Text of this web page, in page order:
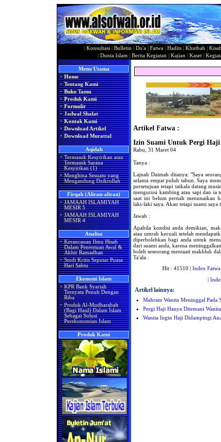
Konsultasi Bulletin Do'a Fatwa Hadits Khutbah
Dunia Islam Berita Kegiatan Kajian Kaset|
Menu Utama
· Home
· Tentang Kami
· Buku Tamu
· Produk Kami
· Formulir
· Jadwal Shalat
· Kontak Kami
· Download Artikel
· Download Murattal
Aqidah
· Termasuk Kesyirikan atau
Termasuk Sarana
Kesyirikan (1)
· Menghina Sesuatu yang
Mengandung Dzikrullah
Firqah (Aliran-aliran)
· JAMAAH ISLAMIYAH
MESIR 5
· JAMAAH ISLAMIYAH
MESIR 4
Analisa
· Kerancauan Ilmu Hisab
Dalam Penentuan Awal &
Akhir Ramadhan
· Studi Kritis Seputar Puasa
Hari Sabtu
Ekonomi Islam
· KPR Bank Syariah
Ternyata Penuh Dengan
Riba
· Produk Al-Mudharabah
(Bagi Hasil) Dalam Islam
Sebagai Solusi
Perekonomian Islam
Produk Kami
Artikel Fatwa :
Izin Suami Untuk Pergi Haji
Rabu, 31 Maret 04
Tanya :
Lajnah Daimah ditanya: "Saya
selama empat puluh tahun. Saya
persetujuan tetapi tatkala datang
mengurusi kambing atau sapi dan ia
saat ini belum pernah menunaikan
laki-laki saya. Akan tetapi suami saya
Jawab :
Apabila kondisi anda demikian,
atau umrah kecuali setelah
diperbolehkan bagi anda untuk
dari suami anda, karena
boleh seseorang mentaati makhluk
Ta'ala .
Hit : 41510 | Index Fatwa
|
Artikel lainnya:
Mahram Wanita Meninggal Pada
Pergi Haji Hanya Ditemani
Wanita Ingin Haji Didampingi